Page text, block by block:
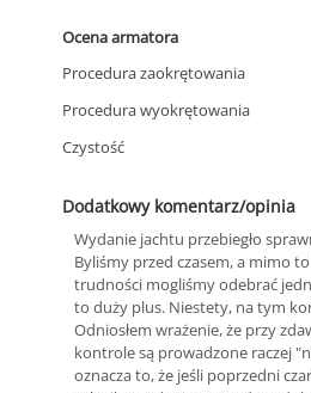
Ocena armatora
Procedura zaokrętowania
Procedura wyokrętowania
Czystość
Dodatkowy komentarz/opinia
Wydanie jachtu przebiegło
Byliśmy przed czasem, a mimo
trudności mogliśmy odebrać
to duży plus. Niestety, na tym
Odniosłem wrażenie, że przy
kontrole są prowadzone raczej
oznacza to, że jeśli poprzedni